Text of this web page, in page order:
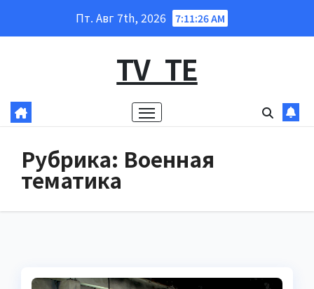
Пт. Авг 7th, 2026 7:11:28 AM
TV_TE
Рубрика: Военная
тематика